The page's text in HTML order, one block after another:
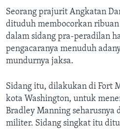
Seorang prajurit Angkatan
dituduh membocorkan
dalam sidang pra-peradilan
pengacaranya menuduh
mundurnya jaksa.
Sidang itu, dilakukan di Fort
kota Washington, untuk
Bradley Manning seharusnya
militer. Sidang singkat itu